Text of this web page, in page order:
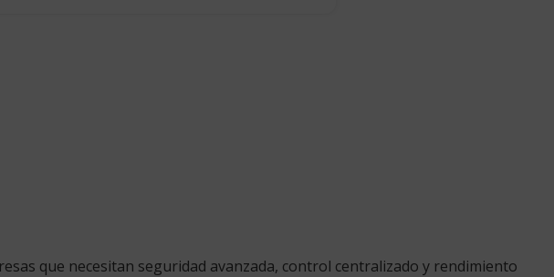
que necesitan seguridad avanzada, control centralizado y rendimiento